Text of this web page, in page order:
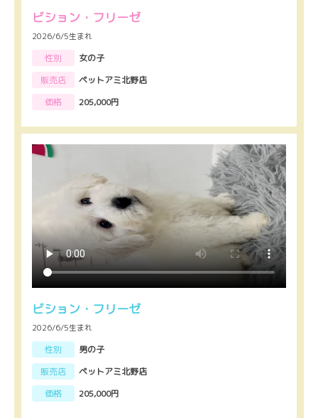
ビション・フリーゼ
2026/6/5生まれ
性別
女の子
販売店
ペットアミ北野店
価格
205,000円
ビション・フリーゼ
2026/6/5生まれ
性別
男の子
販売店
ペットアミ北野店
価格
205,000円